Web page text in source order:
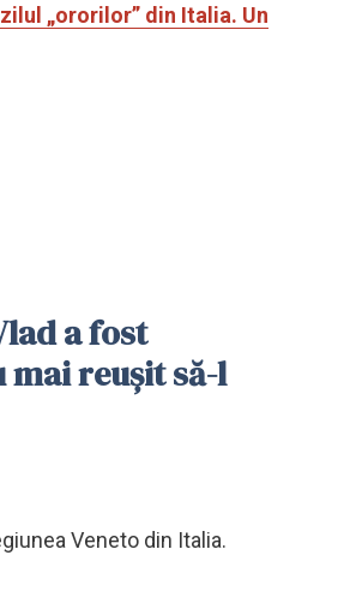
„ororilor” din Italia. Un
a fost
reușit să-l
Veneto din Italia.